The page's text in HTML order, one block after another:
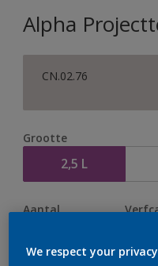
Alpha
CN.02.76
Grootte
2,5 L
Aantal
We respect your